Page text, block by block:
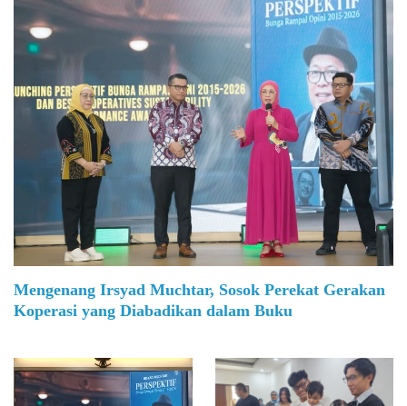
Mengenang Irsyad Muchtar, Sosok Perekat Gerakan
Koperasi yang Diabadikan dalam Buku